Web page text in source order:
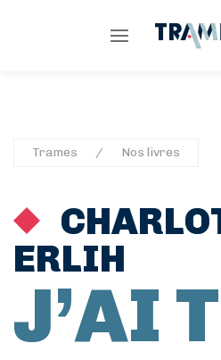
Trames Nos livres
ERLIH
J’AI